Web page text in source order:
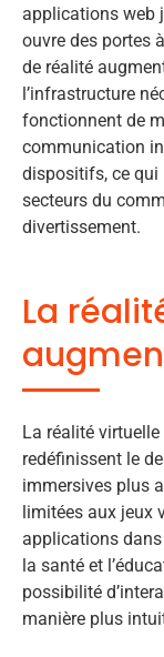
applications web
ouvre des portes
de réalité
l’infrastructure
fonctionnent de
communication
dispositifs, ce
secteurs du
divertissement.
La
La réalité
redéfinissent le
immersives plus
limitées aux jeux
applications
la santé et
possibilité
manière plus